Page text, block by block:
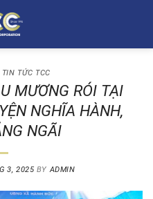
TIN TỨC TCC
MƯƠNG RÓI TẠI
NGHĨA HÀNH,
NGÃI
3, 2025 BY ADMIN